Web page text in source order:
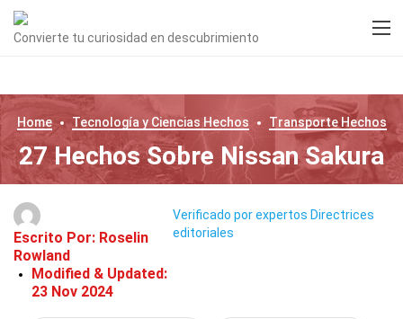
Convierte tu curiosidad en descubrimiento
Home Tecnología y Ciencias Hechos TransporteHechos
27 Hechos Sobre Nissan Sakura
Escrito Por: Roselin
Rowland
Modified & Updated:
23 Nov 2024
Verificado por expertos Directrices
editoriales